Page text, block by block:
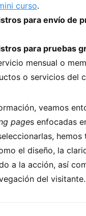
curso.
para envío de
para pruebas
mensual o
o servicios del
veamos
pages enfocadas
hemos
el diseño, la
a la acción, así
del visitante.